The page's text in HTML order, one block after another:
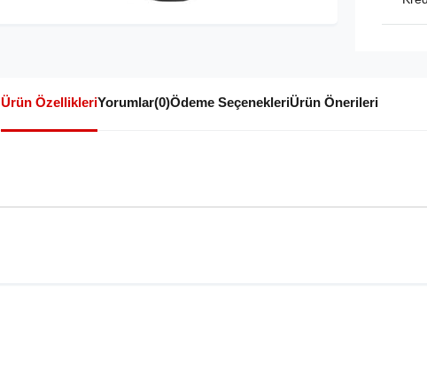
Ürün ÖzellikleriYorumlar(0)Ödeme SeçenekleriÜrün Önerileri